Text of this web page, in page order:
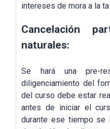
intereses de mora a la
Cancelación
naturales:
Se hará una pre-
diligenciamiento del
del curso debe estar
antes de iniciar el
durante ese tiempo se